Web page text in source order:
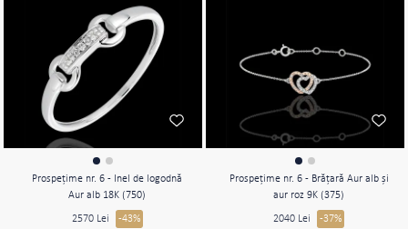
Prospeţime nr. 6 - Inel de logodnă
Aur alb 18K (750)
2570 Lei -43%
Prospeţime nr. 6 - Brăţară Aur alb şi
aur roz 9K (375)
2040 Lei -37%